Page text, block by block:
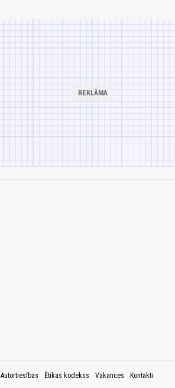
Autortiesības Ētikas kodekss Vakances Kontakti